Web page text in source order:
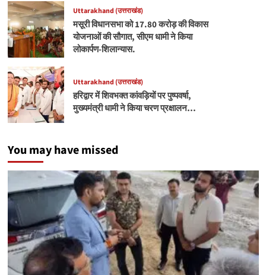
Uttarakhand (उत्तराखंड)
मसूरी विधानसभा को 17.80 करोड़ की विकास
योजनाओं की सौगात, सीएम धामी ने किया
लोकार्पण-शिलान्यास.
Uttarakhand (उत्तराखंड)
हरिद्वार में शिवभक्त कांवड़ियों पर पुष्पवर्षा,
मुख्यमंत्री धामी ने किया चरण प्रक्षालन…
You may have missed